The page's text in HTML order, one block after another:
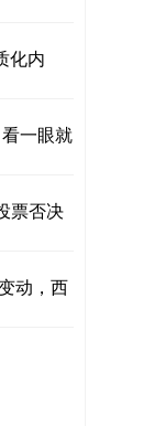
化内
一眼就
票否决
动，西